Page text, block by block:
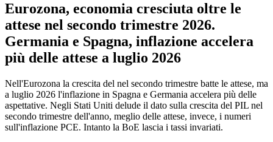
Eurozona, economia cresciuta oltre le
attese nel secondo trimestre 2026.
Germania e Spagna, inflazione accelera
più delle attese a luglio 2026
Nell'Eurozona la crescita del nel secondo trimestre batte le attese, ma
a luglio 2026 l'inflazione in Spagna e Germania accelera più delle
aspettative. Negli Stati Uniti delude il dato sulla crescita del PIL nel
secondo trimestre dell'anno, meglio delle attese, invece, i numeri
sull'inflazione PCE. Intanto la BoE lascia i tassi invariati.